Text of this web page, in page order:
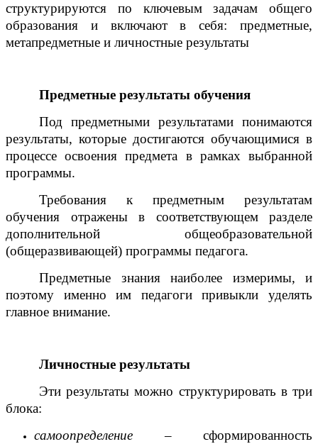
структурируются по ключевым задачам общего
образования и включают в себя: предметные,
метапредметные и личностные результаты
Предметные результаты обучения
Под предметными результатами понимаются
результаты, которые достигаются обучающимися в
процессе освоения предмета в рамках выбранной
программы.
Требования к предметным результатам
обучения отражены в соответствующем разделе
дополнительной общеобразовательной
(общеразвивающей) программы педагога.
Предметные знания наиболее измеримы, и
поэтому именно им педагоги привыкли уделять
главное внимание.
Личностные результаты
Эти результаты можно структурировать в три
блока:
самоопределение – сформированность